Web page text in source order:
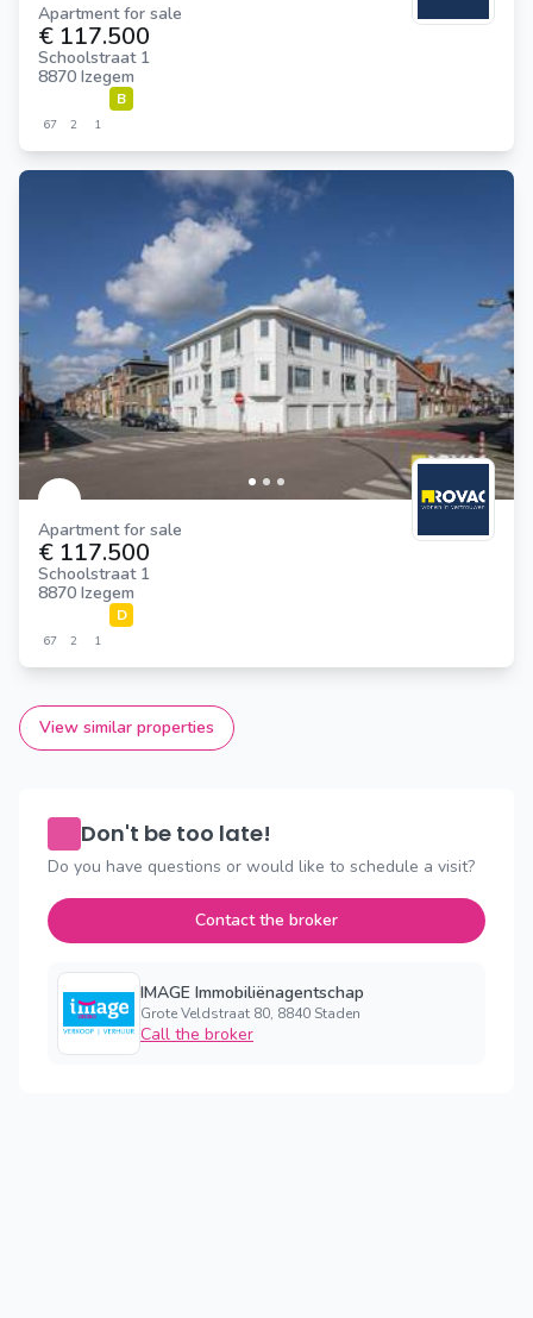
Apartment for sale
€ 117.500
Schoolstraat 1
8870 Izegem
67 2 1
B
Apartment for sale
€ 117.500
Schoolstraat 1
8870 Izegem
67 2 1
D
View similar properties
Don't be too late!
Do you have questions or would like to schedule a visit?
Contact the broker
IMAGE Immobiliënagentschap
Grote Veldstraat 80, 8840 Staden
Call the broker